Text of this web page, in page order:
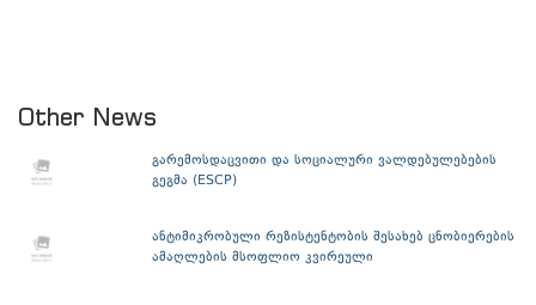
Other News
გარემოსდაცვითი და სოციალური ვალდებულებების
გეგმა (ESCP)
ანტიმიკრობული რეზისტენტობის შესახებ ცნობიერების
ამაღლების მსოფლიო კვირეული